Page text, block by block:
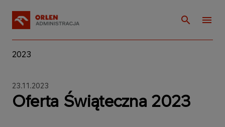
2023
23.11.2023
Oferta Świąteczna 2023